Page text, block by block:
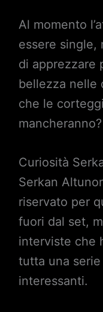
Al momento
essere single,
di apprezzare
bellezza nelle
che le
mancheranno?
Curiosità
Serkan
riservato per
fuori dal set,
interviste che
tutta una
interessanti.